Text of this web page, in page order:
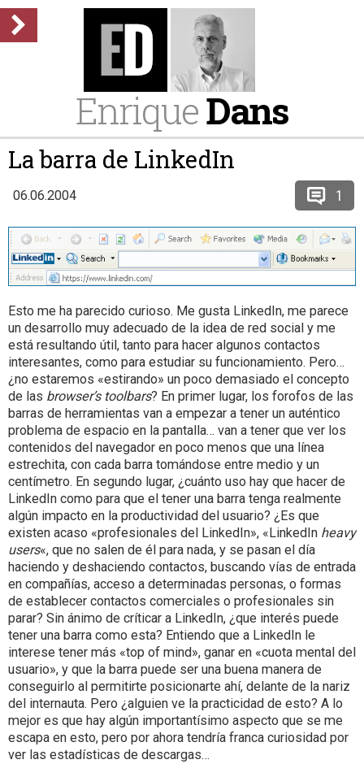
EnriqueDans
La barra de LinkedIn
06.06.2004 1
Esto me ha parecido curioso. Me gusta LinkedIn, me parece
un desarrollo muy adecuado de la idea de red social y me
está resultando útil, tanto para hacer algunos contactos
interesantes, como para estudiar su funcionamiento. Pero…
¿no estaremos «estirando» un poco demasiado el concepto
de las browser’s toolbars? En primer lugar, los forofos de las
barras de herramientas van a empezar a tener un auténtico
problema de espacio en la pantalla… van a tener que ver los
contenidos del navegador en poco menos que una línea
estrechita, con cada barra tomándose entre medio y un
centímetro. En segundo lugar, ¿cuánto uso hay que hacer de
LinkedIn como para que el tener una barra tenga realmente
algún impacto en la productividad del usuario? ¿Es que
existen acaso «profesionales del LinkedIn», «LinkedIn heavy
users«, que no salen de él para nada, y se pasan el día
haciendo y deshaciendo contactos, buscando vías de entrada
en compañías, acceso a determinadas personas, o formas
de establecer contactos comerciales o profesionales sin
parar? Sin ánimo de críticar a LinkedIn, ¿que interés puede
tener una barra como esta? Entiendo que a LinkedIn le
interese tener más «top of mind», ganar en «cuota mental del
usuario», y que la barra puede ser una buena manera de
conseguirlo al permitirte posicionarte ahí, delante de la nariz
del internauta. Pero ¿alguien ve la practicidad de esto? A lo
mejor es que hay algún importantísimo aspecto que se me
escapa en esto, pero por ahora tendría franca curiosidad por
ver las estadísticas de descargas…